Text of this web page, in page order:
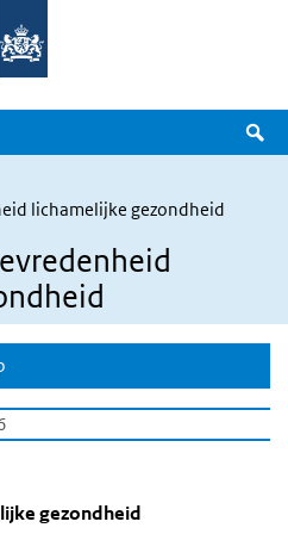
lichamelijke gezondheid
gezondheid
lichamelijke gezondheid naar
gezondheid naar
gezondheid